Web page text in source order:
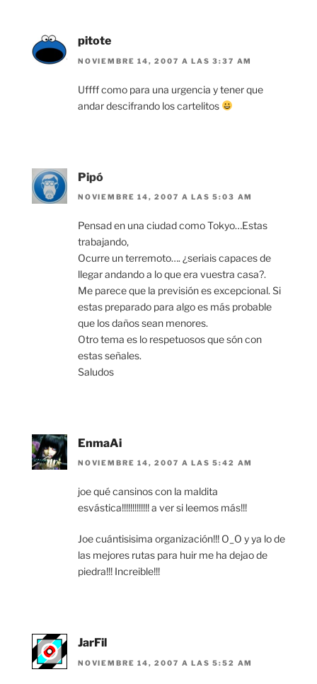
pitote
NOVIEMBRE 14, 2007 A LAS 3:37 AM
Uffff como para una urgencia y tener que
andar descifrando los cartelitos
Pipó
NOVIEMBRE 14, 2007 A LAS 5:03 AM
Pensad en una ciudad como Tokyo…Estas
trabajando,
Ocurre un terremoto…. ¿seriais capaces de
llegar andando a lo que era vuestra casa?.
Me parece que la previsión es excepcional. Si
estas preparado para algo es más probable
que los daños sean menores.
Otro tema es lo respetuosos que són con
estas señales.
Saludos
EnmaAi
NOVIEMBRE 14, 2007 A LAS 5:42 AM
joe qué cansinos con la maldita
esvástica!!!!!!!!!!!!! a ver si leemos más!!!
Joe cuántisisima organización!!! O_O y ya lo de
las mejores rutas para huir me ha dejao de
piedra!!! Increible!!!
JarFil
NOVIEMBRE 14, 2007 A LAS 5:52 AM